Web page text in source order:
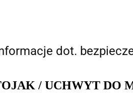
dot.
/ UCHWYT DO